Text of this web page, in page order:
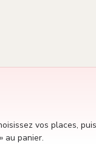
vos places,
au panier.